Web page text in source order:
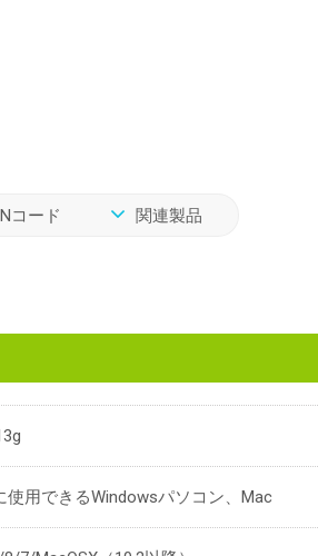
コード 関連製品
使用できるWindowsパソコン、Mac